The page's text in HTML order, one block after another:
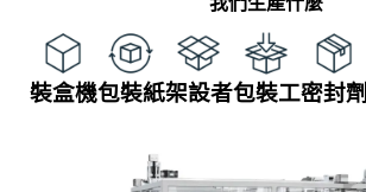
裝盒機包裝紙架設者包裝工密封劑